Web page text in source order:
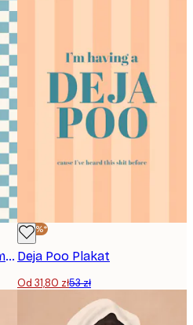
Śpiewanie pod prysznicem Plakat
-40%*
Deja Poo Plakat
Od 31,80 zł53 zł